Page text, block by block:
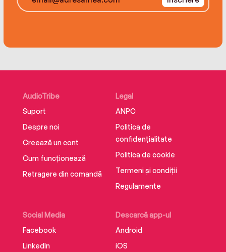
Bruce Feiler about The Council of Dads.
AudioTribe
Suport
Despre noi
Creează un cont
Cum funcționează
Retragere din comandă
Social Media
Facebook
LinkedIn
Descarcă app-ul
Android
iOS
Legal
ANPC
Politica de
confidențialitate
Politica de cookie
Termeni și condiții
Regulamente